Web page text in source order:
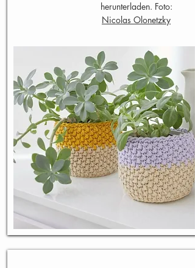
herunterladen. Foto:
Nicolas Olonetzky